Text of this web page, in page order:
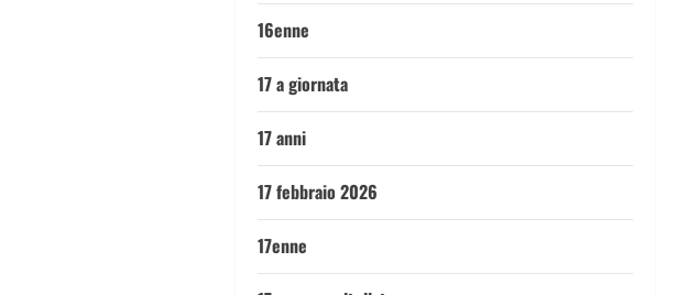
16enne
17 a giornata
17 anni
17 febbraio 2026
17enne